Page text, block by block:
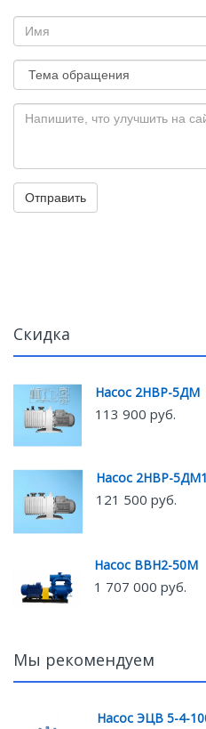
Отправить
Скидка
Насос 2НВР-5ДМ
113 900 руб.
Насос 2НВР-5ДМ1
121 500 руб.
Насос ВВН2-50М
1 707 000 руб.
Мы рекомендуем
Насос ЭЦВ 5-4-